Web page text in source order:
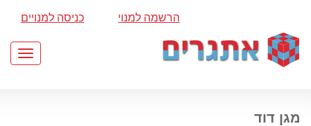
הרשמה למנוי כניסה למנויים
מגן דוד